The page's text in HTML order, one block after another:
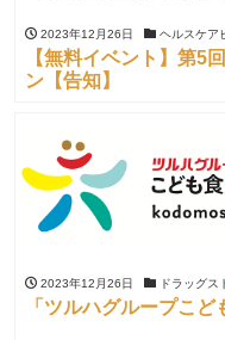
2023年12月26日 ヘルスケア
【無料イベント】第5
ン【告知】
2023年12月26日 ドラッグス
「ツルハグループこ